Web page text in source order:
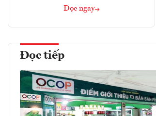
Đọc ngay
Đọc tiếp